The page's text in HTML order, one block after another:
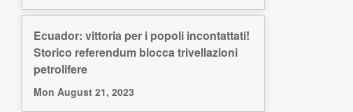
Ecuador: vittoria per i popoli incontattati!
Storico referendum blocca trivellazioni
petrolifere
Mon August 21, 2023